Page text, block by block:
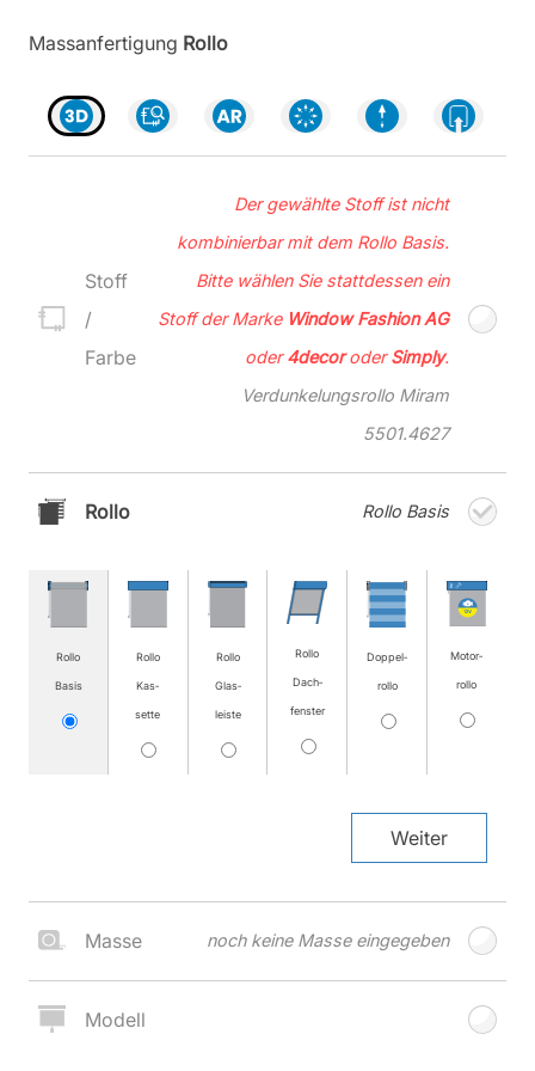
Massanfertigung Rollo
Stoff
/
Farbe
Der gewählte Stoff ist nicht
kombinierbar mit dem Rollo Basis.
Bitte wählen Sie stattdessen ein
Stoff der Marke Window Fashion AG
oder4decoroderSimply.
Verdunkelungsrollo Miram
5501.4627
Rollo Rollo Basis
Rollo
Basis
Rollo
Kas­
sette
Rollo
Glas­
leiste
Rollo
Dach­
fenster
Doppel­
rollo
Motor­
rollo
Weiter
Masse noch keine Masse eingegeben
Modell